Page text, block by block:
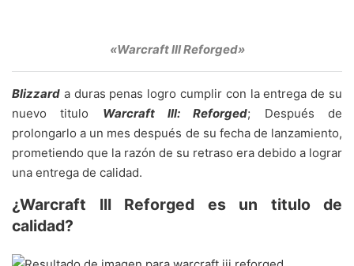
«Warcraft lll Reforged»
Blizzard a duras penas logro cumplir con la entrega de su
nuevo titulo Warcraft lll: Reforged; Después de
prolongarlo a un mes después de su fecha de lanzamiento,
prometiendo que la razón de su retraso era debido a lograr
una entrega de calidad.
¿Warcraft lll Reforged es un titulo de
calidad?